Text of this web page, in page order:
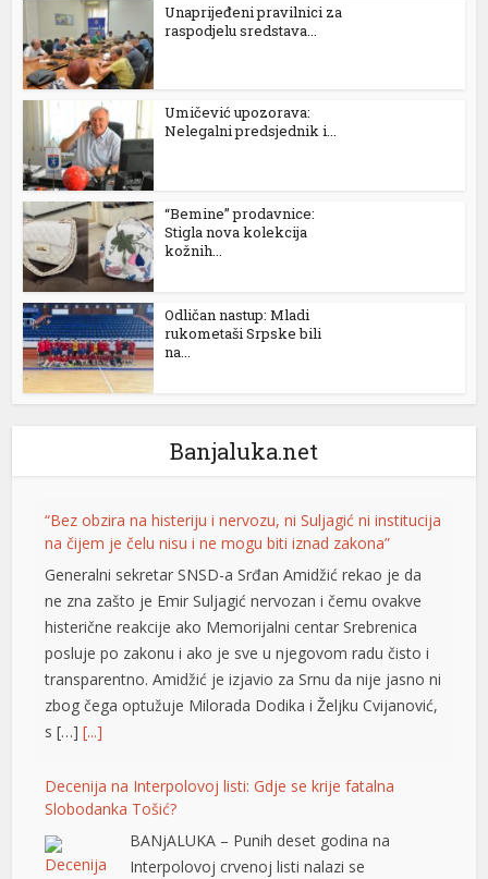
Unaprijeđeni pravilnici za
raspodjelu sredstava...
Umičević upozorava:
Nelegalni predsjednik i...
“Bemine” prodavnice:
Stigla nova kolekcija
kožnih...
Odličan nastup: Mladi
rukometaši Srpske bili
na...
Banjaluka.net
“Bez obzira na histeriju i nervozu, ni Suljagić ni institucija
na čijem je čelu nisu i ne mogu biti iznad zakona”
Generalni sekretar SNSD-a Srđan Amidžić rekao je da
ne zna zašto je Emir Suljagić nervozan i čemu ovakve
histerične reakcije ako Memorijalni centar Srebrenica
posluje po zakonu i ako je sve u njegovom radu čisto i
transparentno. Amidžić je izjavio za Srnu da nije jasno ni
zbog čega optužuje Milorada Dodika i Željku Cvijanović,
s […][...]
Decenija na Interpolovoj listi: Gdje se krije fatalna
Slobodanka Tošić?
BANjALUKA – Punih deset godina na
Interpolovoj crvenoj listi nalazi se